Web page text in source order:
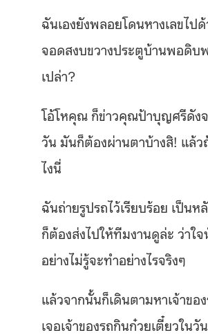
ฉันเองยังพลอยโดนหางเลขไ
จอดสงบขวางประตูบ้านพอดิบ
เปล่า?
โอ้โหคุณ ก็ข่าวคุณป้าบุญศรีดัง
วัน มันก็ต้องผ่านตาบ้างสิ! แล้ว
ไงนี่
ฉันถ่ายรูปรถไว้เรียบร้อย เป็น
ก็ต้องส่งไปให้ทีมงานดูล่ะ ว่าใ
อย่างไม่รู้จะทำอย่างไรจริงๆ
แล้วจากนั้นก็เดินตามหาเจ้าขอ
เจอเจ้าของรถกินก๋วยเตี๋ยวใน